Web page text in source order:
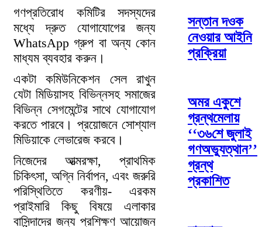
গণপ্রতিরোধ কমিটির সদস্যদের
মধ্যে দ্রুত যোগাযোগের জন্য
WhatsApp গ্রুপ বা অন্য কোন
মাধ্যম ব্যবহার করুন।
একটা কমিউনিকেশন সেল রাখুন
যেটা মিডিয়াসহ বিভিন্নসহ সমাজের
বিভিন্ন সেগমেন্টের সাথে যোগাযোগ
করতে পারবে। প্রয়োজনে সোশ্যাল
মিডিয়াকে লেভারেজ করবে।
নিজেদের আত্মরক্ষা, প্রাথমিক
চিকিৎসা, অগ্নি নির্বাপন, এবং জরুরি
পরিস্থিতিতে করণীয়- এরকম
প্রাইমারি কিছু বিষয়ে এলাকার
বাসিন্দাদের জন্য প্রশিক্ষণ আয়োজন
সন্তান দওক
নেওয়ার আইনি
প্রক্রিয়া
অমর একুশে
গ্রন্থমেলায়
‘‘৩৬শে জুলাই
গণঅভ্যুত্থান’’
গ্রন্থ
প্রকাশিত